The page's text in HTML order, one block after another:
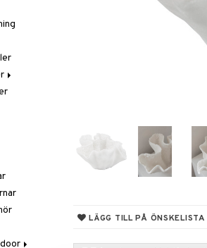
LÄGG TILL PÅ ÖNSKELISTA